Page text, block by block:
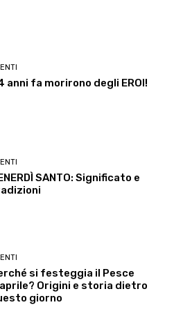
anni fa morirono degli EROI!
SANTO: Significato e
si festeggia il Pesce
Origini e storia dietro
giorno